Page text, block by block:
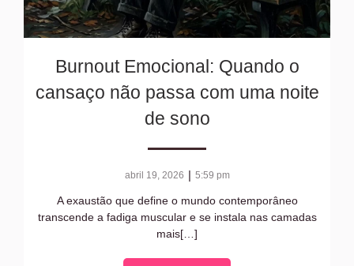
Burnout Emocional: Quando o
cansaço não passa com uma noite
de sono
abril 19, 2026 | 5:59 pm
A exaustão que define o mundo contemporâneo
transcende a fadiga muscular e se instala nas camadas
mais[…]